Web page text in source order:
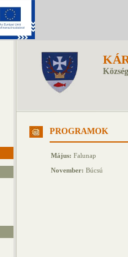
PROGRAMOK
Május: Falunap
November: Búcsú